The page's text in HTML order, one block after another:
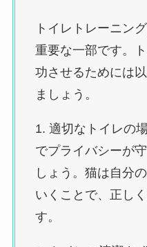
トイレトレーニン
重要な一部です。
功させるためには
ましょう。
1. 適切なトイレの
でプライバシーが
しょう。猫は自分
いくことで、正し
す。